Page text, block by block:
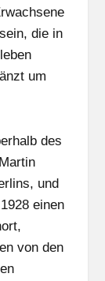
die in
um
des
und
einen
von den